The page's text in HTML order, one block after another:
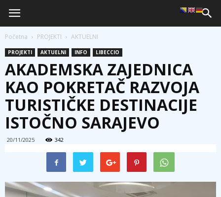
Početna PROJEKTI AKTUELNI
PROJEKTI AKTUELNI INFO LIBECCIO
AKADEMSKA ZAJEDNICA
KAO POKRETAČ RAZVOJA
TURISTIČKE DESTINACIJE
ISTOČNO SARAJEVO
20/11/2025 342